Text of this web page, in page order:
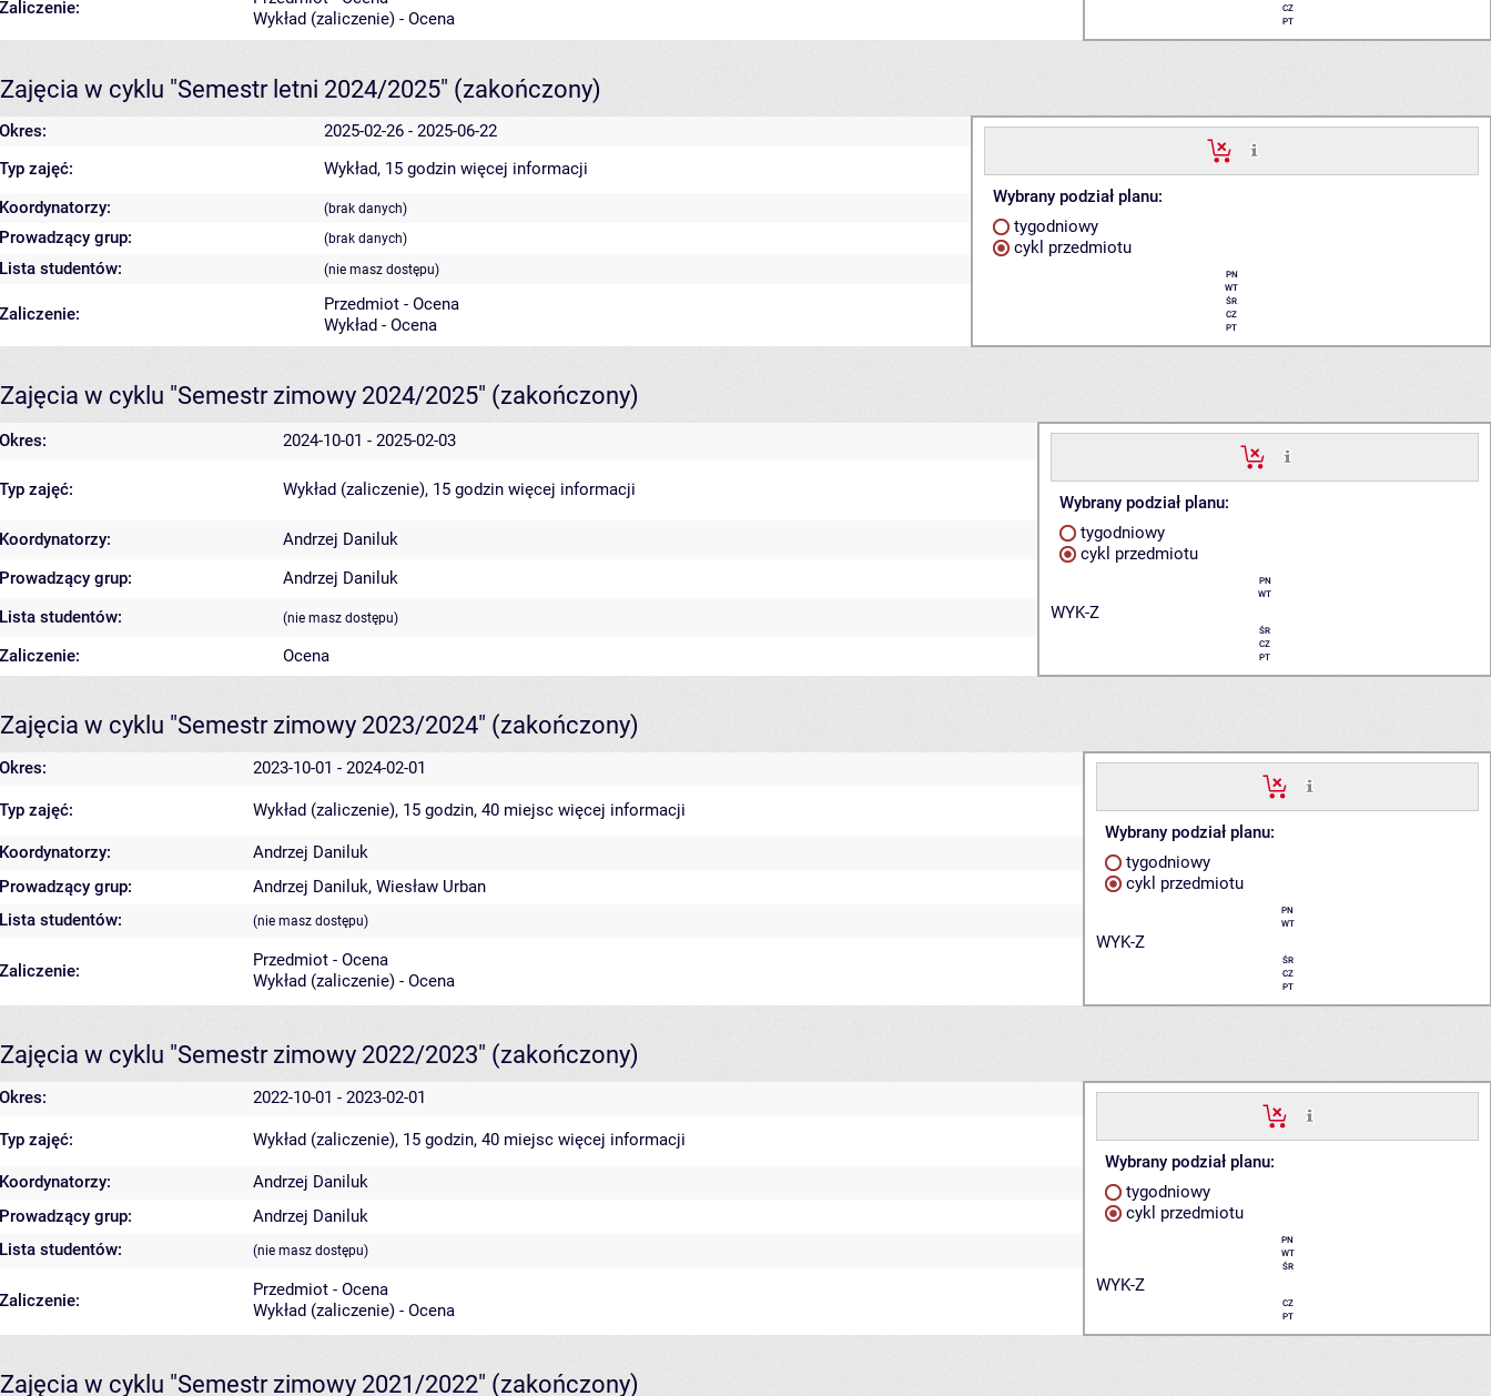
CZ
PT
Zaliczenie:
Wykład (zaliczenie) - Ocena
Zajęcia w cyklu "Semestr letni 2024/2025" (zakończony)
Okres: 2025-02-26 - 2025-06-22
Wybrany podział planu:
tygodniowy
cykl przedmiotu
PN
WT
ŚR
CZ
PT
Typ zajęć: Wykład, 15 godzin więcej informacji
Koordynatorzy:
(brak danych)
Prowadzący grup: (brak danych)
Lista studentów: (nie masz dostępu)
Zaliczenie:
Przedmiot - Ocena
Wykład - Ocena
Zajęcia w cyklu "Semestr zimowy 2024/2025" (zakończony)
Okres: 2024-10-01 - 2025-02-03
Wybrany podział planu:
tygodniowy
cykl przedmiotu
PN
WT
WYK-Z
ŚR
CZ
PT
Typ zajęć: Wykład (zaliczenie), 15 godzin więcej informacji
Koordynatorzy:
Andrzej Daniluk
Prowadzący grup:
Andrzej Daniluk
Lista studentów:
(nie masz dostępu)
Zaliczenie: Ocena
Zajęcia w cyklu "Semestr zimowy 2023/2024" (zakończony)
Okres: 2023-10-01 - 2024-02-01
Wybrany podział planu:
tygodniowy
cykl przedmiotu
PN
WT
WYK-Z
ŚR
CZ
PT
Typ zajęć: Wykład (zaliczenie), 15 godzin, 40 miejsc więcej informacji
Koordynatorzy:
Andrzej Daniluk
Prowadzący grup:
Andrzej Daniluk, Wiesław Urban
Lista studentów:
(nie masz dostępu)
Zaliczenie:
Przedmiot - Ocena
Wykład (zaliczenie) - Ocena
Zajęcia w cyklu "Semestr zimowy 2022/2023" (zakończony)
Okres: 2022-10-01 - 2023-02-01
Wybrany podział planu:
tygodniowy
cykl przedmiotu
PN
WT
ŚR
WYK-Z
CZ
PT
Typ zajęć: Wykład (zaliczenie), 15 godzin, 40 miejsc więcej informacji
Koordynatorzy:
Andrzej Daniluk
Prowadzący grup:
Andrzej Daniluk
Lista studentów:
(nie masz dostępu)
Zaliczenie:
Przedmiot - Ocena
Wykład (zaliczenie) - Ocena
Zajęcia w cyklu "Semestr zimowy 2021/2022" (zakończony)